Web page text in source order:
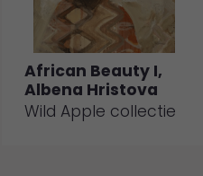
Naar
Werkaandemuur.
African Beauty I,
Albena Hristova
Wild Apple collectie